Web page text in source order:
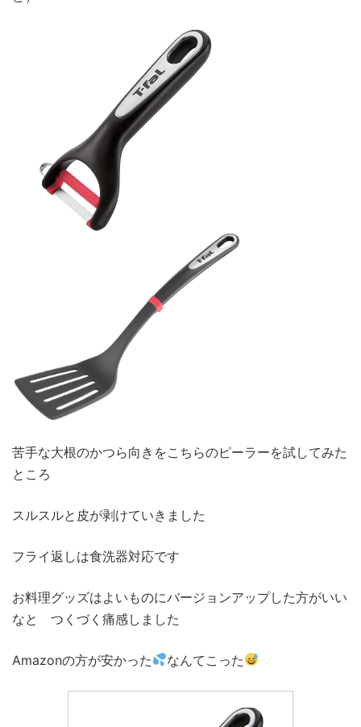
苦手な大根のかつら向きをこちらのピーラーを試してみた
ところ
スルスルと皮が剥けていきました
フライ返しは食洗器対応です
お料理グッズはよいものにバージョンアップした方がいい
なと つくづく痛感しました
Amazonの方が安かった なんてこった